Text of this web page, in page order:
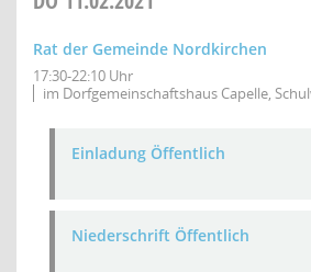
Rat der Gemeinde Nordkirchen
17:30-22:10 Uhr
im Dorfgemeinschaftshaus Capelle,
Einladung Öffentlich
Niederschrift Öffentlich